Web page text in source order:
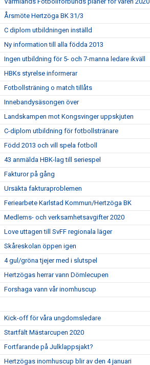
Årsmöte Hertzöga BK 31/3
C diplom utbildningen inställd
Ny information till alla födda 2013
Ingen utbildning för 5- och 7-manna ledare ikväll
HBKs styrelse informerar
Fotbollsträning o match tillåts
Innebandysäsongen över
Landskampen mot Kongsvinger uppskjuten
C-diplom utbildning för fotbollstränare
Född 2013 och vill spela fotboll
43 anmälda HBK-lag till seriespel
Fakturor på gång
Ursäkta fakturaproblemen
Feriearbete Karlstad Kommun/Hertzöga BK
Medlems- och verksamhetsavgifter 2020
Love uttagen till SvFF regionala läger
Skåreskolan öppen igen
4 gul/gröna tjejer med i slutspel
Hertzögas herrar vann Dömlecupen
Forshaga vann vår inomhuscup
Kick-off för våra ungdomsledare
Startfält Mästarcupen 2020
Fortfarande på Julklappsjakt?
Hertzögas inomhuscup blir av den 4 januari